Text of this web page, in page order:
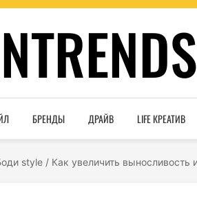
БРЕНДЫ ДРАЙВ LIFE КРЕАТИВ
style / Как увеличить выносливость